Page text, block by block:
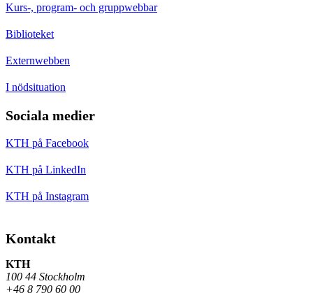
Kurs-, program- och gruppwebbar
Biblioteket
Externwebben
I nödsituation
Sociala medier
KTH på Facebook
KTH på LinkedIn
KTH på Instagram
Kontakt
KTH
100 44 Stockholm
+46 8 790 60 00